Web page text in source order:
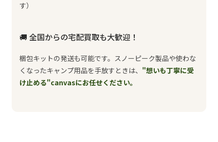
す）
🚚 全国からの宅配買取も大歓迎！
梱包キットの発送も可能です。スノーピーク製品や使わな
くなったキャンプ用品を手放すときは、 "想いも丁寧に受
け止める"canvasにお任せください。